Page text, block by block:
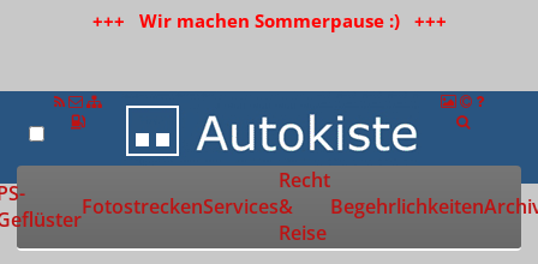
+++ Wir machen Sommerpause :) +++
Zur Startseite
FotostreckenServices
Recht
&
Reise
Begehrlichkeiten